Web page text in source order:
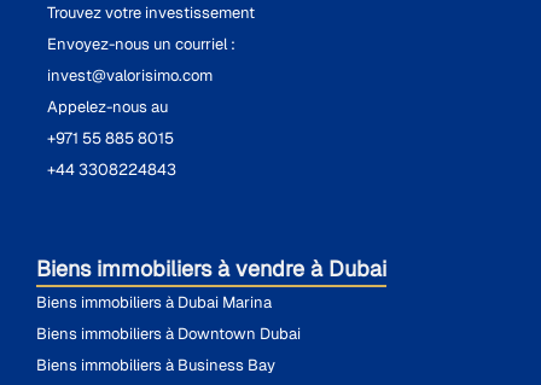
Trouvez votre investissement
Envoyez-nous un courriel :
invest@valorisimo.com
Appelez-nous au
+971 55 885 8015
+44 3308224843
Biens immobiliers à vendre à Dubai
Biens immobiliers à Dubai Marina
Biens immobiliers à Downtown Dubai
Biens immobiliers à Business Bay